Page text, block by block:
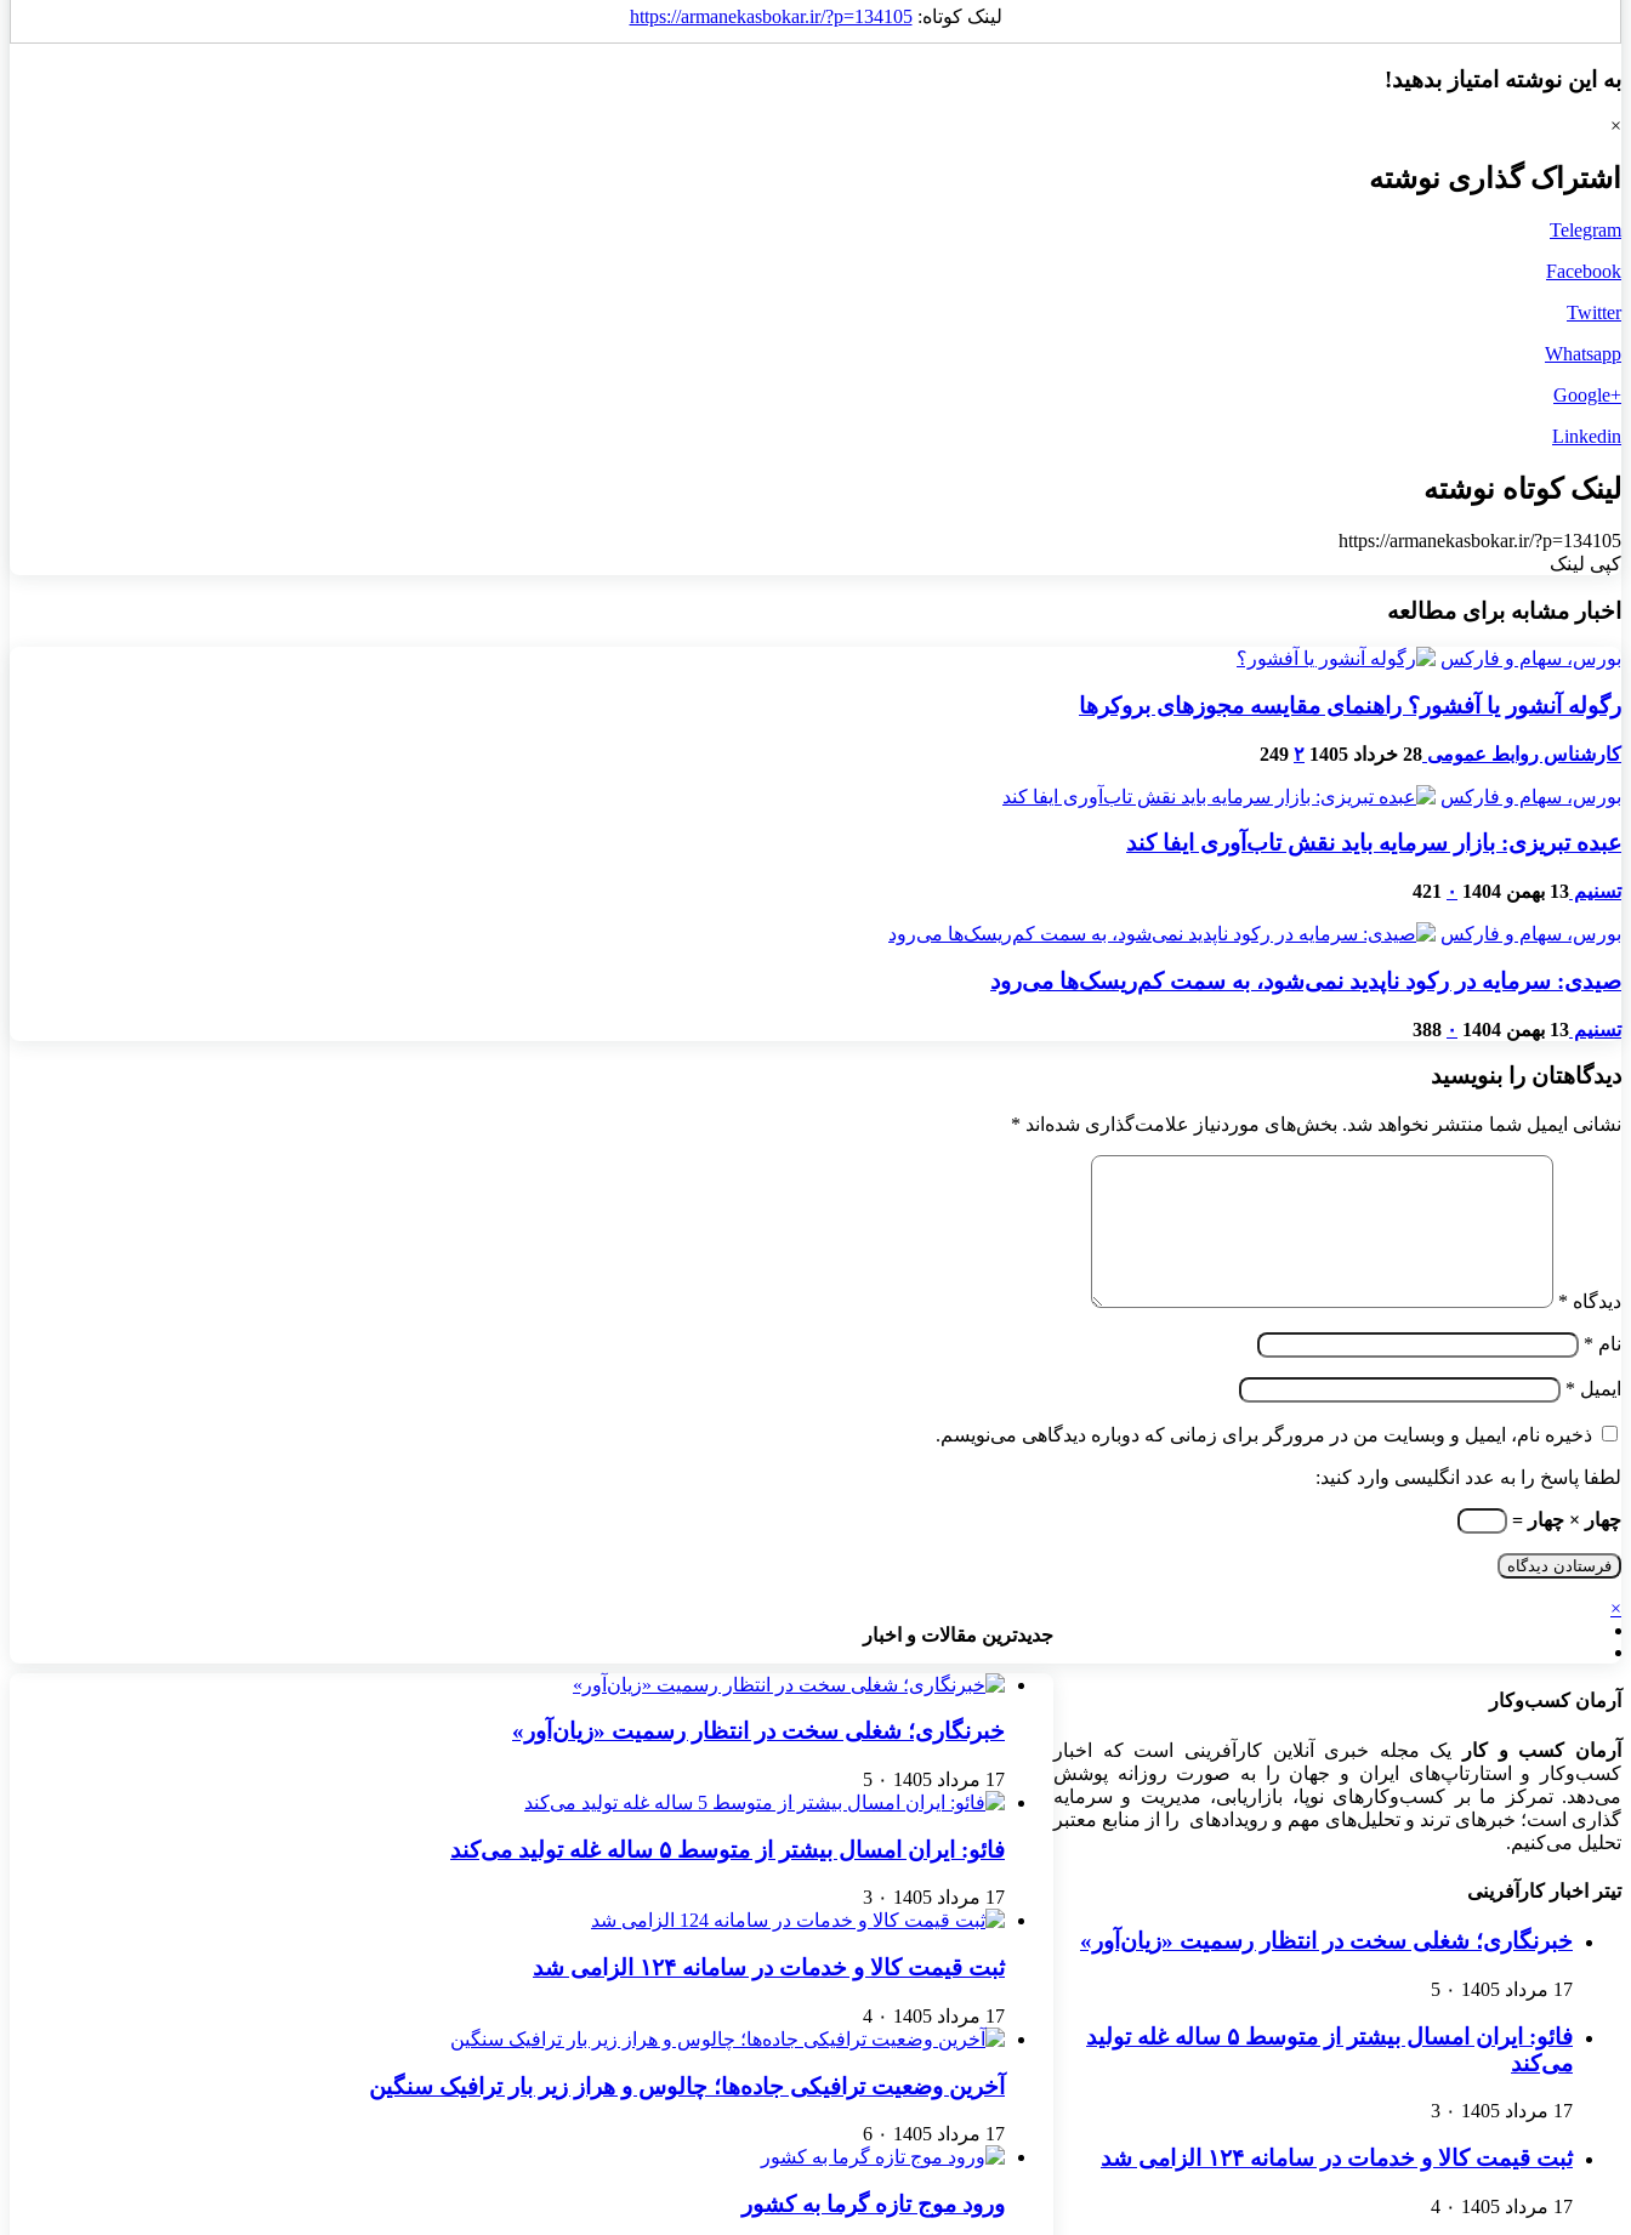
لینک کوتاه:https://armanekasbokar.ir/?p=134105
به این نوشته امتیاز بدهید!
×
اشتراک گذاری نوشته
Telegram
Facebook
Twitter
Whatsapp
+Google
Linkedin
لینک کوتاه نوشته
https://armanekasbokar.ir/?p=134105
کپی لینک
اخبار مشابه برای مطالعه
بورس، سهام و فارکس
رگوله آنشور یا آفشور؟ راهنمای مقایسه مجوزهای بروکرها
کارشناس روابط عمومی 28 خرداد 1405 ۲ 249
بورس، سهام و فارکس
عبده تبریزی: بازار سرمایه باید نقش تاب‌آوری ایفا کند
تسنیم 13 بهمن 1404 ۰ 421
بورس، سهام و فارکس
صیدی: سرمایه در رکود ناپدید نمی‌شود، به سمت کم‌ریسک‌ها می‌رود
تسنیم 13 بهمن 1404 ۰ 388
دیدگاهتان را بنویسید
نشانی ایمیل شما منتشر نخواهد شد. بخش‌های موردنیاز علامت‌گذاری شده‌اند *
دیدگاه *
نام *
ایمیل *
ذخیره نام، ایمیل و وبسایت من در مرورگر برای زمانی که دوباره دیدگاهی می‌نویسم.
لطفا پاسخ را به عدد انگلیسی وارد کنید:
چهار × چهار =
جدیدترین مقالات و اخبار
خبرنگاری؛ شغلی سخت در انتظار رسمیت «زیان‌آور»
17 مرداد 1405 ۰ 5
فائو: ایران امسال بیشتر از متوسط ۵ ساله غله تولید می‌کند
17 مرداد 1405 ۰ 3
ثبت قیمت کالا و خدمات در سامانه ۱۲۴ الزامی شد
17 مرداد 1405 ۰ 4
آخرین وضعیت ترافیکی جاده‌ها؛ چالوس و هراز زیر بار ترافیک سنگین
17 مرداد 1405 ۰ 6
ورود موج تازه گرما به کشور
×
آرمان کسب‌وکار
آرمان کسب و کار
یک مجله خبری آنلاین کارآفرینی است که اخبار
کسب‌وکار و استارتاپ‌های ایران و جهان را به صورت روزانه پوشش
می‌دهد. تمرکز ما بر کسب‌وکارهای نوپا، بازاریابی، مدیریت و سرمایه
گذاری است؛ خبرهای ترند و تحلیل‌های مهم و رویدادهای را از منابع معتبر
تحلیل می‌کنیم.
تیتر اخبار کارآفرینی
خبرنگاری؛ شغلی سخت در انتظار رسمیت «زیان‌آور»
17 مرداد 1405 ۰ 5
فائو: ایران امسال بیشتر از متوسط ۵ ساله غله تولید
می‌کند
17 مرداد 1405 ۰ 3
ثبت قیمت کالا و خدمات در سامانه ۱۲۴ الزامی شد
17 مرداد 1405 ۰ 4